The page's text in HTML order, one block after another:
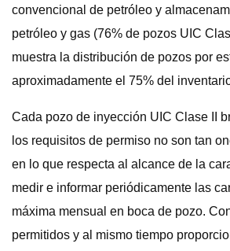
convencional de petróleo y
petróleo y gas (76% de pozos UIC
muestra la distribución de pozos por
aproximadamente el 75% del
Cada pozo de inyección UIC Clase II
los requisitos de permiso no son tan
en lo que respecta al alcance de la
medir e informar periódicamente las
máxima mensual en boca de pozo.
permitidos y al mismo tiempo